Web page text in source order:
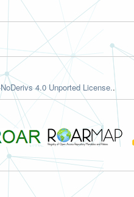
4.0 Unported License..